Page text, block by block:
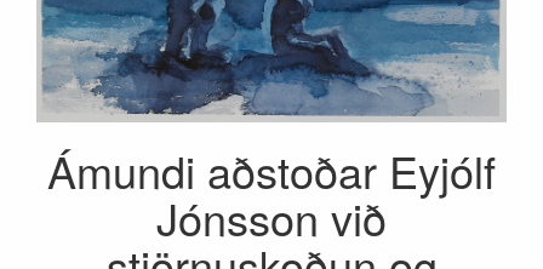
Ámundi aðstoðar Eyjólf
Jónsson við